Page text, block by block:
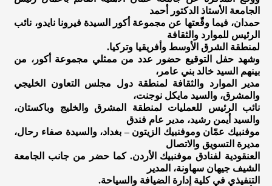
الجامعة الأستاذ الدكتور أحمد
حمدان، فيما وقّعتها عن مجموعة أكور السيدة فيرونا نايدو، نائب
الرئيس للموارد والثقافة
لمنطقة الشرق الأوسط وأفريقيا وتركيا.
وشهد حفل التوقيع حضور عدد من ممثلي مجموعة أكور، من
بينهم السيد خالد بني عامر،
مدير الموارد والثقافة لمنطقة دول مجلس التعاون الخليجي
والمشرق، والسيد مايكل نوجنت،
نائب الرئيس للعمليات لمنطقة المشرق والخليج وباكستان،
والسيد أيمن رشيد، مدير عام فندق
موفنبيك عمّان وموفنبيك الزيتون – بغداد، والسيدة صفاء رحال،
مديرة التسويق والاتصال
العنقودية لفنادق موفنبيك الأردن. كما حضر من جانب الجامعة
الشيف جيهان سهاونة، المدير
التنفيذي في كلية إدارة الضيافة والسياحة.